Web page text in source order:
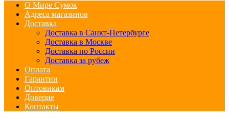
О Мире Сумок
Адреса магазинов
Доставка
Доставка в Санкт-Петербурге
Доставка в Москве
Доставка по России
Доставка за рубеж
Оплата
Гарантии
Оптовикам
Доверие
Контакты